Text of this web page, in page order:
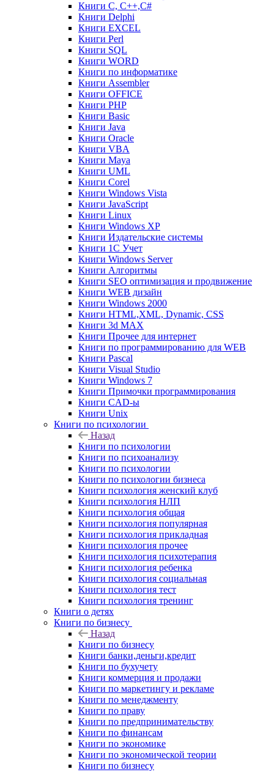
Книги C, C++,С#
Книги Delphi
Книги EXCEL
Книги Perl
Книги SQL
Книги WORD
Книги по информатике
Книги Assembler
Книги OFFICE
Книги PHP
Книги Basic
Книги Java
Книги Oracle
Книги VBA
Книги Maya
Книги UML
Книги Corel
Книги Windows Vista
Книги JavaScript
Книги Linux
Книги Windows XP
Книги Издательские системы
Книги 1C Учет
Книги Windows Server
Книги Алгоритмы
Книги SEO оптимизация и продвижение
Книги WEB дизайн
Книги Windows 2000
Книги HTML,XML, Dynamic, CSS
Книги 3d MAX
Книги Прочее для интернет
Книги по программированию для WEB
Книги Pascal
Книги Visual Studio
Книги Windows 7
Книги Примочки программирования
Книги CAD-ы
Книги Unix
Книги по психологии
Назад
Книги по психологии
Книги по психоанализу
Книги по психологии
Книги по психологии бизнеса
Книги психология женский клуб
Книги психология НЛП
Книги психология общая
Книги психология популярная
Книги психология прикладная
Книги психология прочее
Книги психология психотерапия
Книги психология ребенка
Книги психология социальная
Книги психология тест
Книги психология тренинг
Книги о детях
Книги по бизнесу
Назад
Книги по бизнесу
Книги банки,деньги,кредит
Книги по бухучету
Книги коммерция и продажи
Книги по маркетингу и рекламе
Книги по менеджменту
Книги по праву
Книги по предпринимательству
Книги по финансам
Книги по экономике
Книги по экономической теории
Книги по бизнесу